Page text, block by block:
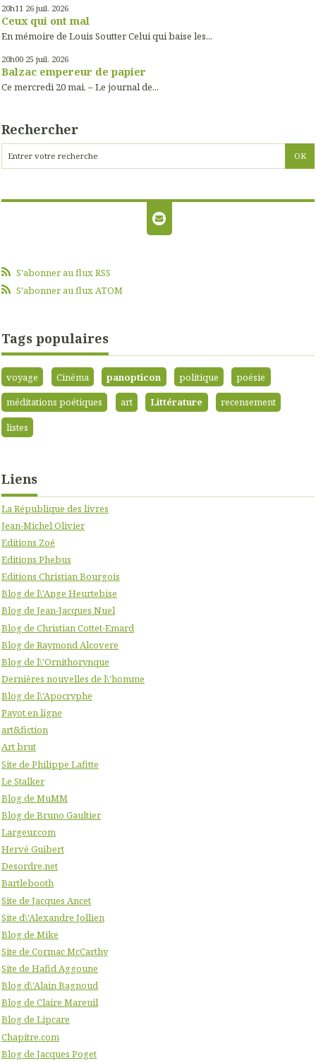
20h11 26 juil. 2026
Ceux qui ont mal
En mémoire de Louis Soutter Celui qui baise les...
20h00 25 juil. 2026
Balzac empereur de papier
Ce mercredi 20 mai. – Le journal de...
Rechercher
S'abonner au flux RSS
S'abonner au flux ATOM
Tags populaires
voyage Cinéma panopticon politique
poésie
méditations poétiques
art Littérature
recensement
listes
Liens
La République des livres
Jean-Michel Olivier
Editions Zoé
Editions Phebus
Editions Christian Bourgois
Blog de l\'Ange Heurtebise
Blog de Jean-Jacques Nuel
Blog de Christian Cottet-Emard
Blog de Raymond Alcovere
Blog de l\'Ornithorynque
Dernières nouvelles de l\'homme
Blog de l\'Apocryphe
Payot en ligne
art&fiction
Art brut
Site de Philippe Lafitte
Le Stalker
Blog de MuMM
Blog de Bruno Gaultier
Largeur.com
Hervé Guibert
Desordre.net
Bartlebooth
Site de Jacques Ancet
Site d\'Alexandre Jollien
Blog de Mike
Site de Cormac McCarthy
Site de Hafid Aggoune
Blog d\'Alain Bagnoud
Blog de Claire Mareuil
Blog de Lipcare
Chapitre.com
Blog de Jacques Poget